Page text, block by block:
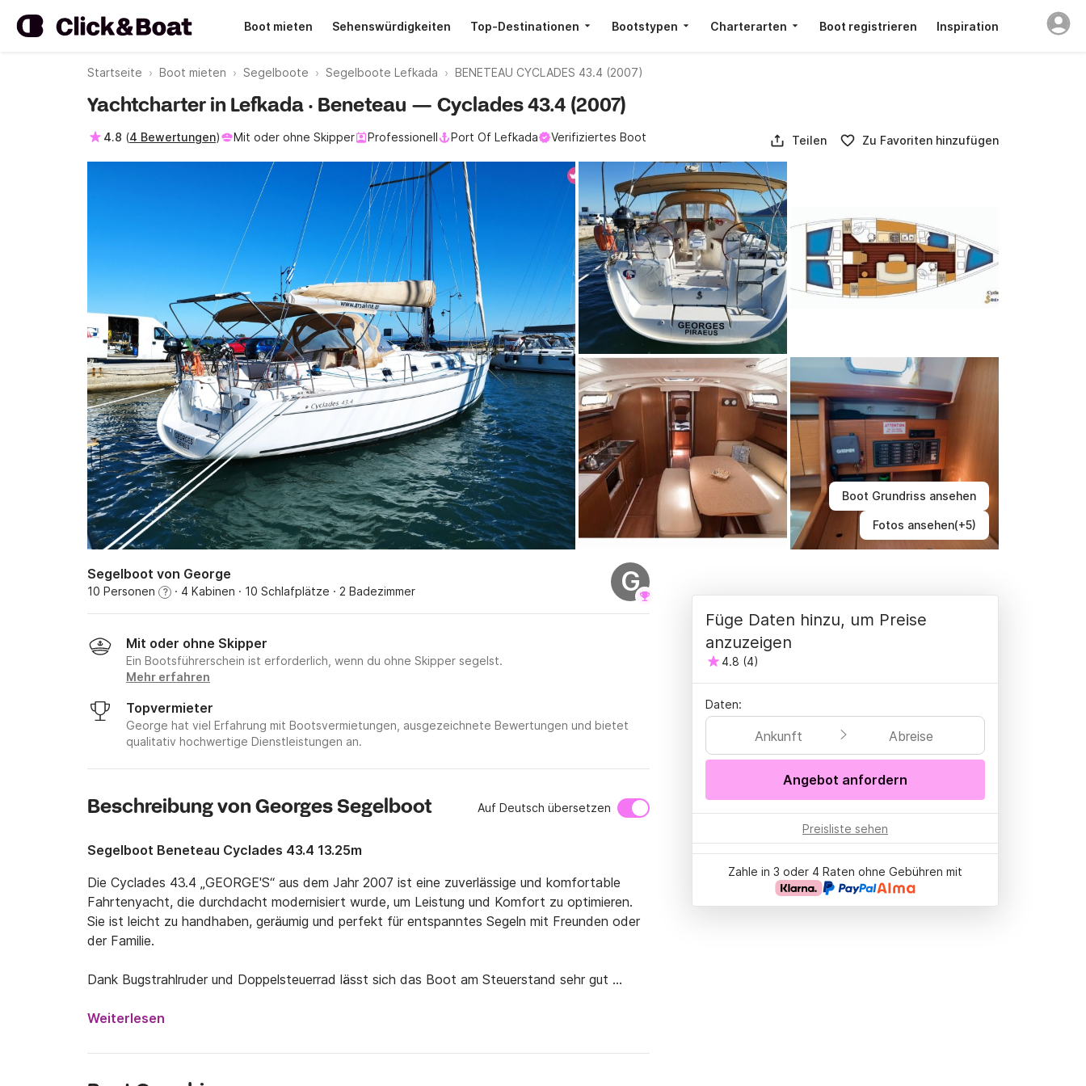
Boot mieten Sehenswürdigkeiten Top-Destinationen Bootstypen Charterarten Boot registrieren Inspiration
Startseite Boot mieten Segelboote Segelboote Lefkada BENETEAU CYCLADES 43.4 (2007)
Boot Grundriss ansehen
Fotos ansehen(+5)
Yachtcharter in Lefkada · Beneteau — Cyclades 43.4 (2007)
4.8 (4 Bewertungen) Mit oder ohne Skipper Professionell Port Of Lefkada Verifiziertes Boot Teilen Zu Favoriten hinzufügen
Segelboot von George
10 Personen ? · 4 Kabinen · 10 Schlafplätze · 2 Badezimmer G
Mit oder ohne Skipper
Ein Bootsführerschein ist erforderlich, wenn du ohne Skipper segelst.
Mehr erfahren
Topvermieter
George hat viel Erfahrung mit Bootsvermietungen, ausgezeichnete Bewertungen und bietet
qualitativ hochwertige Dienstleistungen an.
Beschreibung von Georges Segelboot Auf Deutsch übersetzen
Segelboot Beneteau Cyclades 43.4 13.25m
Die Cyclades 43.4 „GEORGE'S“ aus dem Jahr 2007 ist eine zuverlässige und komfortable
Fahrtenyacht, die durchdacht modernisiert wurde, um Leistung und Komfort zu optimieren.
Sie ist leicht zu handhaben, geräumig und perfekt für entspanntes Segeln mit Freunden oder
der Familie.
Dank Bugstrahlruder und Doppelsteuerrad lässt sich das Boot am Steuerstand sehr gut
Die neuen Segel ab 2024 bieten deutlich verbesserte Leistung und Reaktionsfähigkeit und
Windbedingungen.
Weiterlesen
Füge Daten hinzu, um Preise
anzuzeigen
4.8 (4)
Daten:
Ankunft Abreise
Angebot anfordern
Preisliste sehen
Zahle in 3 oder 4 Raten ohne Gebühren mit